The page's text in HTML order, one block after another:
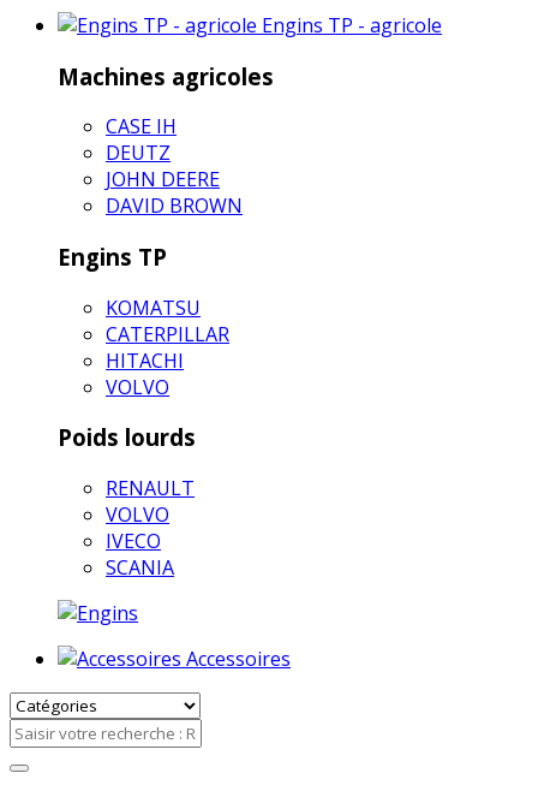
Engins TP - agricole
Machines agricoles
CASE IH
DEUTZ
JOHN DEERE
DAVID BROWN
Engins TP
KOMATSU
CATERPILLAR
HITACHI
VOLVO
Poids lourds
RENAULT
VOLVO
IVECO
SCANIA
Accessoires